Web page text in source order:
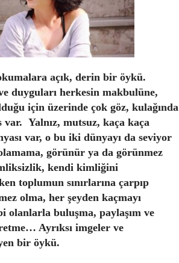
açık, derin bir öykü.
duyguları herkesin makbulüne,
için üzerinde çok göz, kulağında
var. Yalnız, mutsuz, kaça kaça
var, o bu iki dünyayı da seviyor
görünür ya da görünmez
kendi kimliğini
toplumun sınırlarına çarpıp
olma, her şeyden kaçmayı
olanlarla buluşma, paylaşım ve
Ayrıksı imgeler ve
bir öykü.